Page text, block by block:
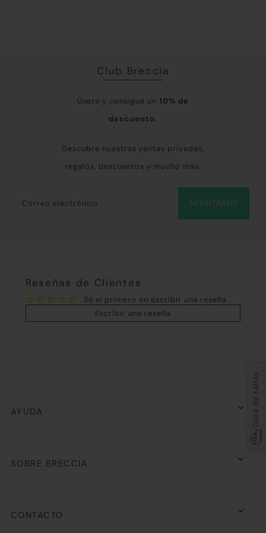
Club Breccia
Únete y consigue un 10% de
descuento.
Descubre nuestras ventas privadas,
regalos, descuentos y mucho más.
APUNTARME
Reseñas de Clientes
Sé el primero en escribir una reseña
Escribir una reseña
AYUDA
SOBRE BRECCIA
CONTACTO
Guía de tallas